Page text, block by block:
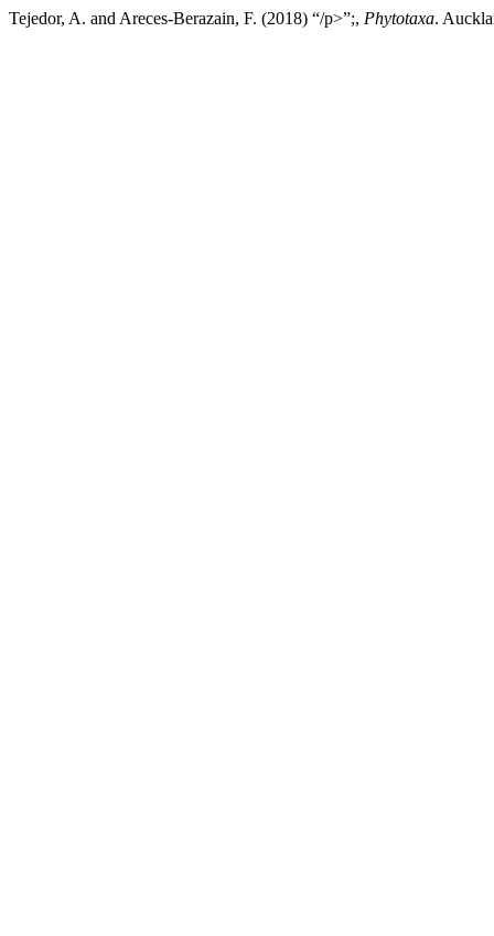
Tejedor, A. and Areces-Berazain, F. (2018) “/p>”;, Phytotaxa.